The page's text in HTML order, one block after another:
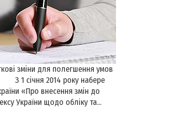
для полегшення умов
З 1 січня 2014 року набере
«Про внесення змін до
України щодо обліку та...